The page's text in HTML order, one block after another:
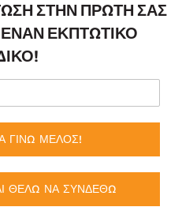
ΣΤΗΝ ΠΡΏΤΗ ΣΑΣ
ΕΚΠΤΩΤΙΚΌ
ΓΙΝΩ ΜΕΛΟΣ!
ΘΕΛΩ ΝΑ ΣΥΝΔΕΘΩ